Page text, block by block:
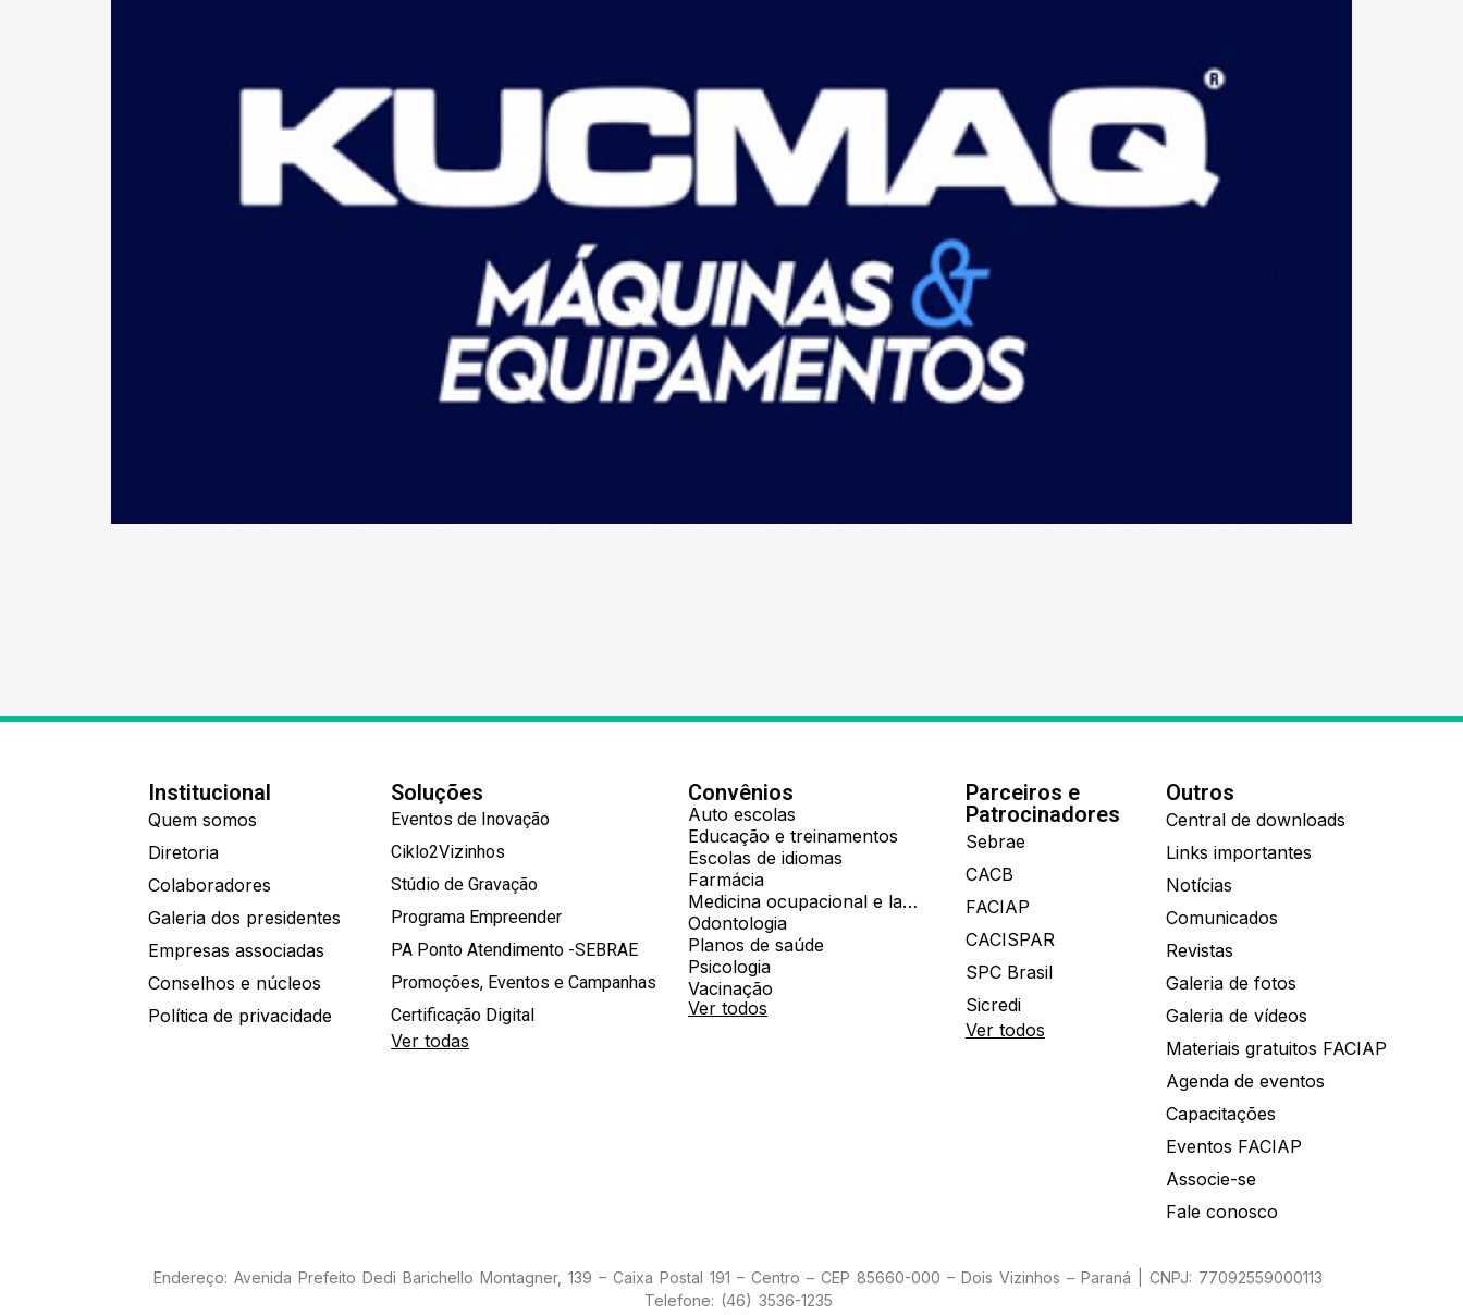
Institucional
Quem somos
Diretoria
Colaboradores
Galeria dos presidentes
Empresas associadas
Conselhos e núcleos
Política de privacidade
Soluções
Eventos de Inovação
Ciklo2Vizinhos
Stúdio de Gravação
Programa Empreender
PA Ponto Atendimento -SEBRAE
Promoções, Eventos e Campanhas
Certificação Digital
Ver todas
Convênios
Auto escolas
Educação e treinamentos
Escolas de idiomas
Farmácia
Medicina ocupacional e laboratorial
Odontologia
Planos de saúde
Psicologia
Vacinação
Ver todos
Parceiros e
Patrocinadores
Sebrae
CACB
FACIAP
CACISPAR
SPC Brasil
Sicredi
Ver todos
Outros
Central de downloads
Links importantes
Notícias
Comunicados
Revistas
Galeria de fotos
Galeria de vídeos
Materiais gratuitos FACIAP
Agenda de eventos
Capacitações
Eventos FACIAP
Associe-se
Fale conosco
Endereço: Avenida Prefeito Dedi Barichello Montagner, 139 – Caixa Postal 191 – Centro – CEP 85660-000 – Dois Vizinhos – Paraná | CNPJ: 77092559000113
Telefone: (46) 3536-1235